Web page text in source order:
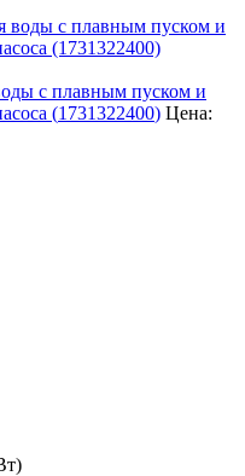
с плавным пуском и
(1731322400) Цена: